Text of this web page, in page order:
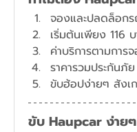
จองและปลดล็อก
เริ่มต้นเพียง 116
ค่าบริการตามการ
ราคารวมประกันภั
ขับฮ้อปง่ายๆ สังเ
ขับ Haupcar ง่าย